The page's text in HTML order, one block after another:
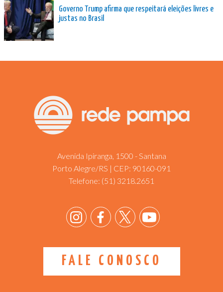
Governo Trump afirma que respeitará eleições livres e
justas no Brasil
Avenida Ipiranga, 1500 - Santana
Porto Alegre/RS | CEP: 90160-091
Telefone: (51) 3218.2651
FALE CONOSCO